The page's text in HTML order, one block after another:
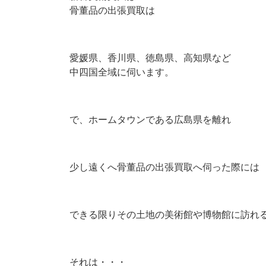
骨董品の出張買取は
愛媛県、香川県、徳島県、高知県など
中四国全域に伺います。
で、ホームタウンである広島県を離れ
少し遠くへ骨董品の出張買取へ伺った際には
できる限りその土地の美術館や博物館に訪れ
それは・・・